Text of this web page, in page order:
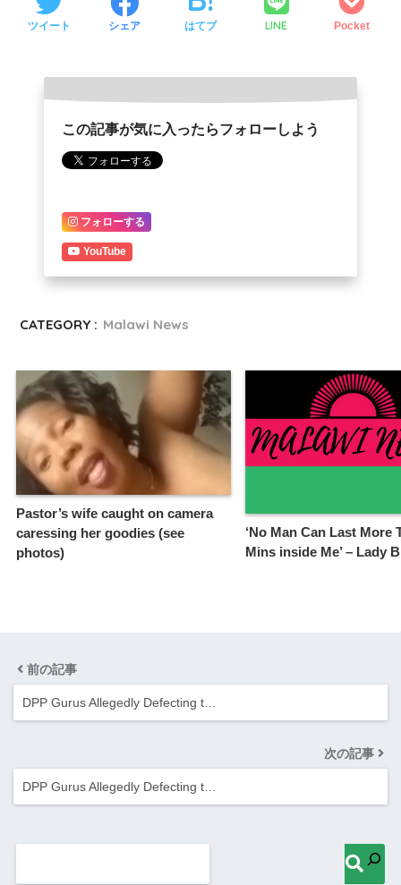
ツイート シェア はてブ LINE Pocket
この記事が気に入ったらフォローしよう
フォローする
YouTube
CATEGORY : Malawi News
Pastor’s wife caught on camera
caressing her goodies (see
photos)
‘No Man Can Last More
Mins inside Me’ – Lady
前の記事
DPP Gurus Allegedly Defecting t…
次の記事
DPP Gurus Allegedly Defecting t…